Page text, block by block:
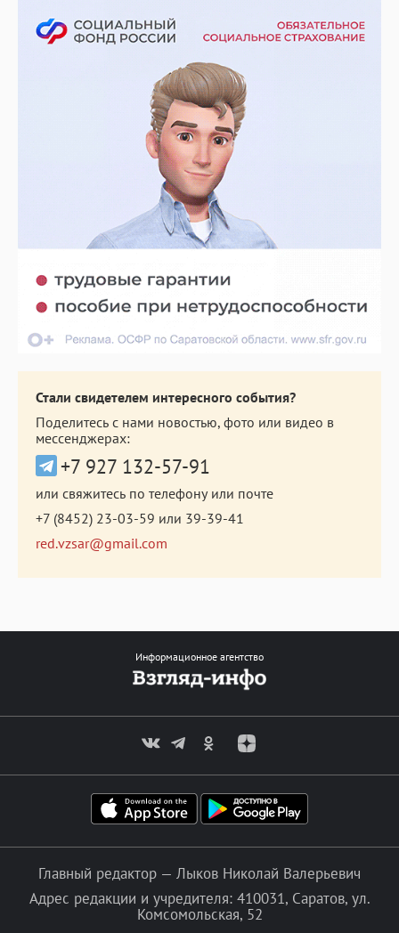
Стали свидетелем интересного события?
Поделитесь с нами новостью, фото или видео в
мессенджерах:
+7 927 132-57-91
или свяжитесь по телефону или почте
+7 (8452) 23-03-59 или 39-39-41
red.vzsar@gmail.com
Информационное агентство
Главный редактор — Лыков Николай Валерьевич
Адрес редакции и учредителя: 410031, Саратов, ул.
Комсомольская, 52